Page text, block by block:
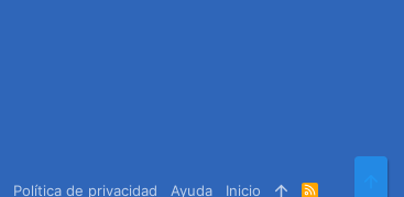
Política de privacidad Ayuda Inicio R